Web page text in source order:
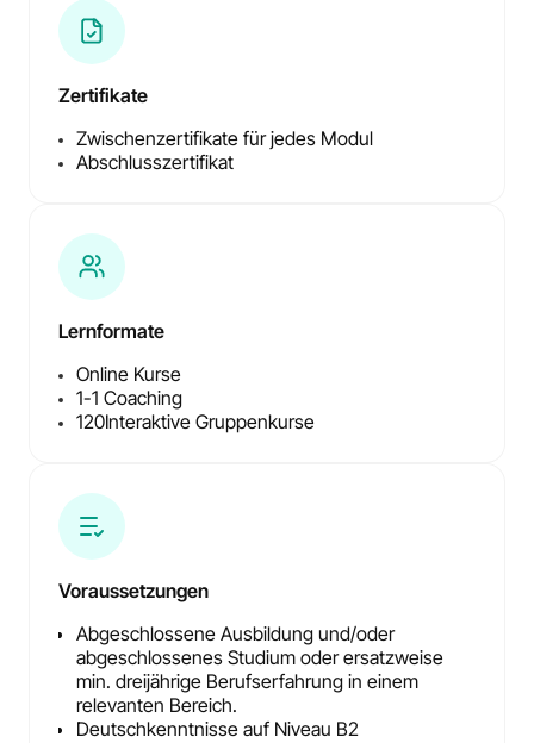
Zertifikate
Zwischenzertifikate für jedes Modul
Abschlusszertifikat
Lernformate
Online Kurse
1-1 Coaching
120Interaktive Gruppenkurse
Voraussetzungen
Abgeschlossene Ausbildung und/oder
abgeschlossenes Studium oder ersatzweise
min. dreijährige Berufserfahrung in einem
relevanten Bereich.
Deutschkenntnisse auf Niveau B2